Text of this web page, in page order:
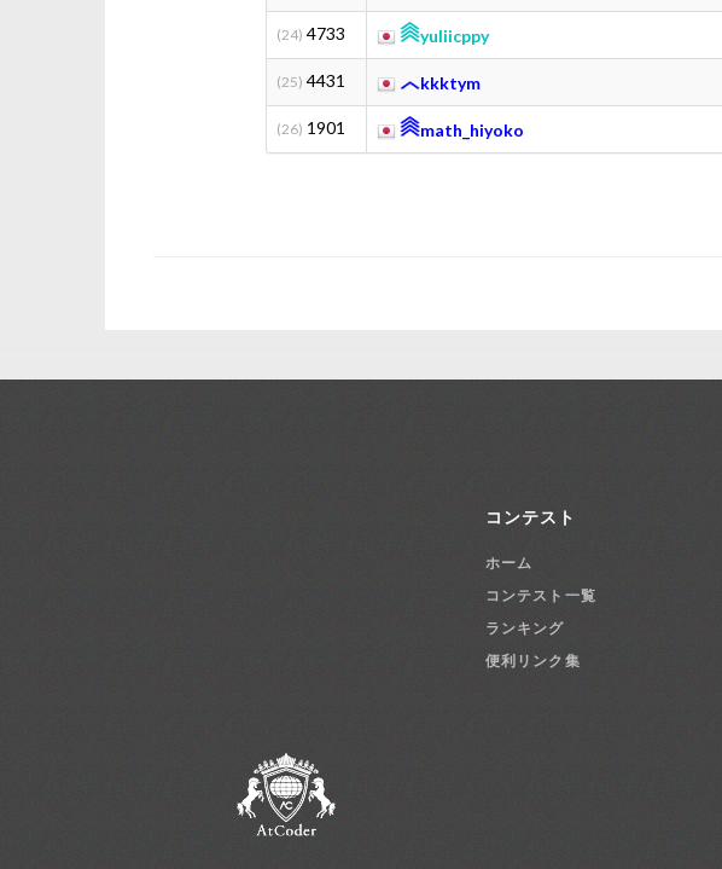
(24) 4733 yuliicppy
(25) 4431 kkktym
(26) 1901 math_hiyoko
コンテスト
ホーム
コンテスト一覧
ランキング
便利リンク集